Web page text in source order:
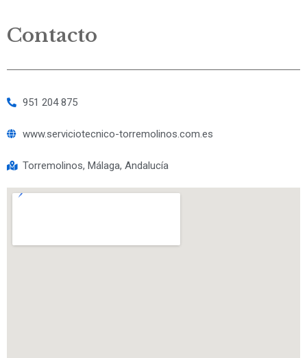
Contacto
951 204 875
www.serviciotecnico-torremolinos.com.es
Torremolinos, Málaga, Andalucía